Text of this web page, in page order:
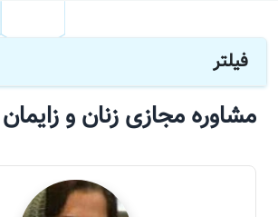
فیلتر
مشاوره مجازی زنان و زایمان